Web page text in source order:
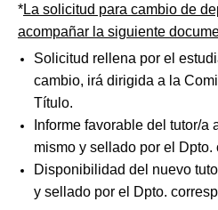
*La solicitud para cambio de
acompañar la siguiente
Solicitud rellena por el
cambio, irá dirigida a la
Título.
Informe favorable del tutor/a
mismo y sellado por el Dpto.
Disponibilidad del nuevo
y sellado por el Dpto.